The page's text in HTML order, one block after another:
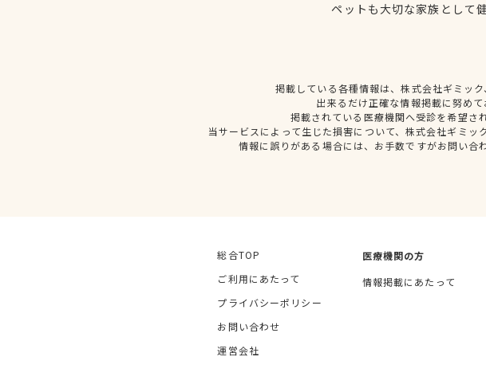
ペットも大切な家族として
掲載している各種情報は、株式会社ギミッ
出来るだけ正確な情報掲載に努め
掲載されている医療機関へ受診を希望さ
当サービスによって生じた損害について、株式会社ギミ
情報に誤りがある場合には、お手数ですがお問い
総合TOP
ご利用にあたって
プライバシーポリシー
お問い合わせ
運営会社
医療機関の方
情報掲載にあたって